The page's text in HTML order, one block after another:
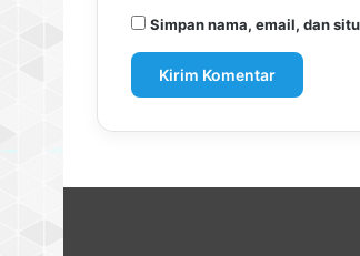
Simpan nama, email, dan